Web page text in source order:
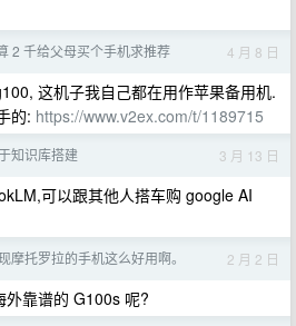
2 千给父母买个手机求推荐 4 月 8 日
这机子我自己都在用作苹果备用机.
的: https://www.v2ex.com/t/1189715
知识库搭建 3 月 13 日
可以跟其他人搭车购 google AI
摩托罗拉的手机这么好用啊。 2 月 2 日
外靠谱的 G100s 呢?